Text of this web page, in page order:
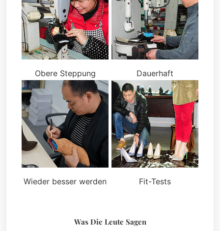
Obere Steppung Dauerhaft
Wieder besser werden Fit-Tests
Was Die Leute Sagen